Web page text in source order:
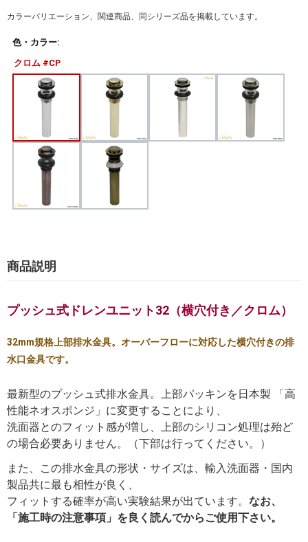
カラーバリエーション、関連商品、同シリーズ品を掲載しています。
色・カラー:
クロム #CP
商品説明
プッシュ式ドレンユニット32（横穴付き／クロム）
32mm規格上部排水金具。オーバーフローに対応した横穴付きの排
水口金具です。
最新型のプッシュ式排水金具。上部パッキンを日本製 「高
性能ネオスポンジ」に変更することにより、
洗面器とのフィット感が増し、上部のシリコン処理は殆ど
の場合必要ありません。（下部は行ってください。）
また、この排水金具の形状・サイズは、輸入洗面器・国内
製品共に最も相性が良く、
フィットする確率が高い実験結果が出ています。 なお、
「施工時の注意事項」を良く読んでからご使用下さい。